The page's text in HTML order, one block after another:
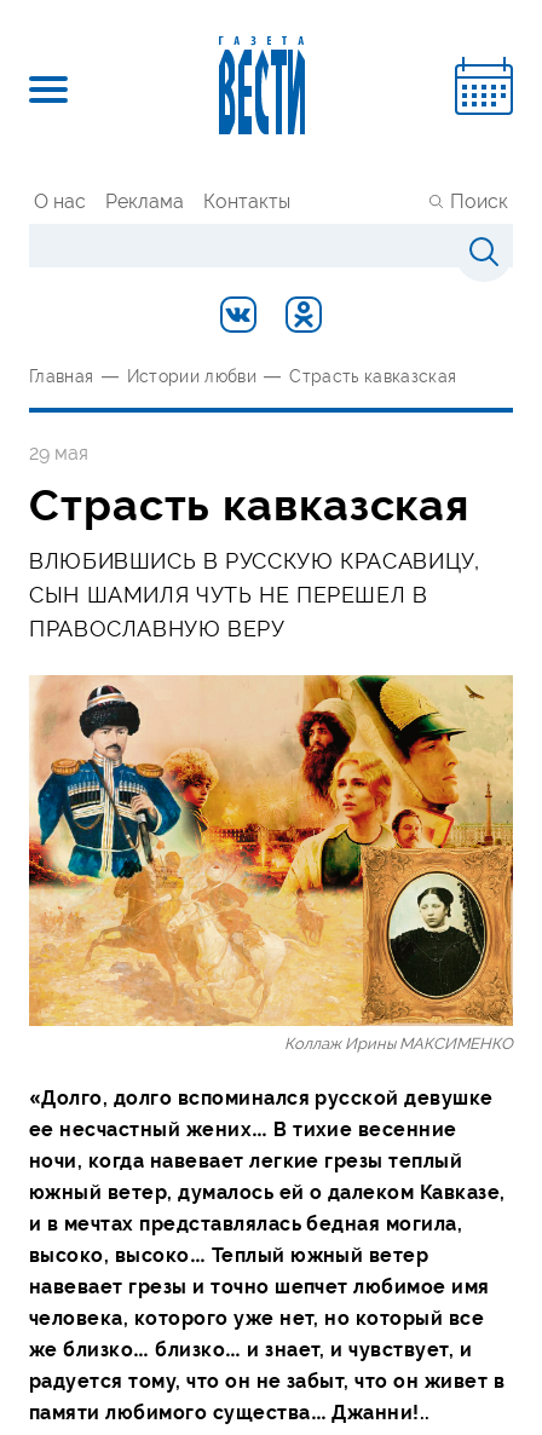
О нас Реклама Контакты Поиск
Главная — Истории любви — Страсть кавказская
29 мая
Страсть кавказская
ВЛЮБИВШИСЬ В РУССКУЮ КРАСАВИЦУ,
СЫН ШАМИЛЯ ЧУТЬ НЕ ПЕРЕШЕЛ В
ПРАВОСЛАВНУЮ ВЕРУ
Коллаж Ирины МАКСИМЕНКО
«Долго, долго вспоминался русской девушке
ее несчастный жених… В тихие весенние
ночи, когда навевает легкие грезы теплый
южный ветер, думалось ей о далеком Кавказе,
и в мечтах представлялась бедная могила,
высоко, высоко… Теплый южный ветер
навевает грезы и точно шепчет любимое имя
человека, которого уже нет, но который все
же близко… близко… и знает, и чувствует, и
радуется тому, что он не забыт, что он живет в
памяти любимого существа… Джанни!..